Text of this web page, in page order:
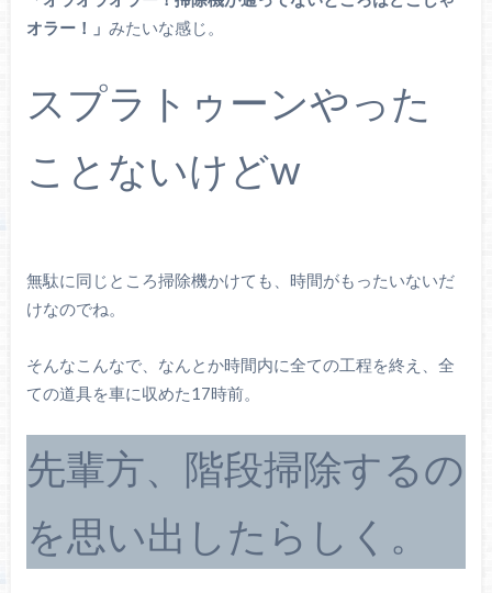
オラー！」 みたいな感じ。
スプラトゥーンやった
ことないけどw
無駄に同じところ掃除機かけても、時間がもったいないだ
けなのでね。
そんなこんなで、なんとか時間内に全ての工程を終え、全
ての道具を車に収めた17時前。
先輩方、階段掃除するの
を思い出したらしく。